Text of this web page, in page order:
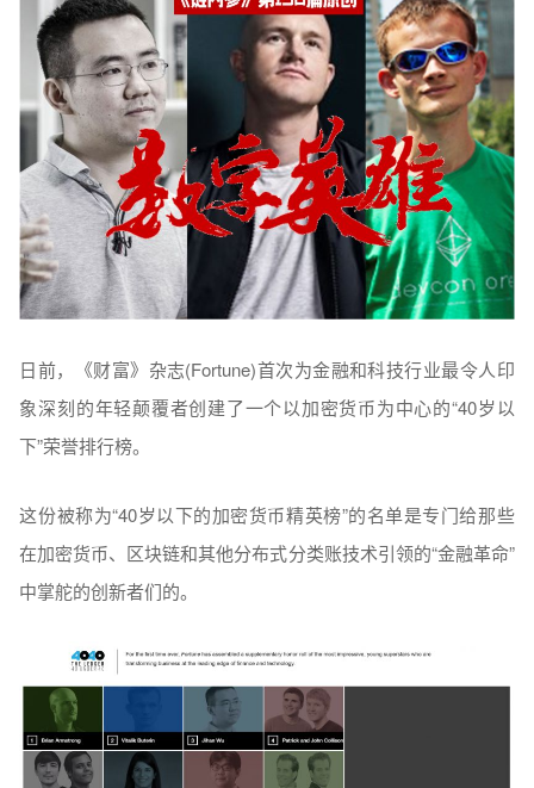
日前，《财富》杂志(Fortune)首次为金融和科技行业最令人印
象深刻的年轻颠覆者创建了一个以加密货币为中心的“40岁以
下”荣誉排行榜。
这份被称为“40岁以下的加密货币精英榜”的名单是专门给那些
在加密货币、区块链和其他分布式分类账技术引领的“金融革命”
中掌舵的创新者们的。